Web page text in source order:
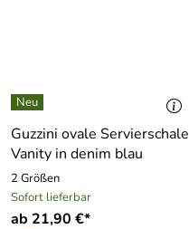
Guzzini ovale Servierschale
Vanity in denim blau
2 Größen
Sofort lieferbar
ab 21,90 €*